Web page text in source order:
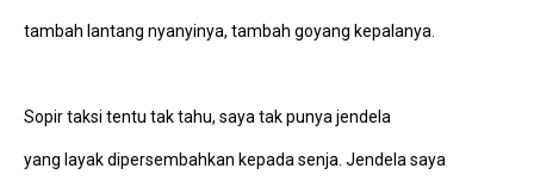
tambah lantang nyanyinya, tambah goyang kepalanya.
Sopir taksi tentu tak tahu, saya tak punya jendela
yang layak dipersembahkan kepada senja. Jendela saya